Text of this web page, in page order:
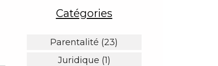
Catégories
Parentalité (23)
Juridique (1)